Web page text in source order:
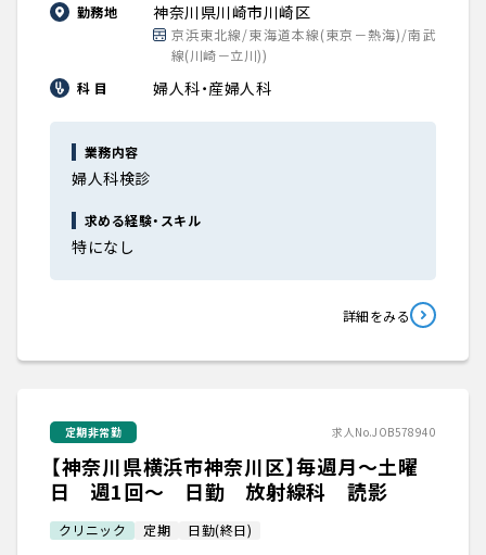
勤務地 神奈川県川崎市川崎区
京浜東北線/東海道本線(東京－熱海)/南武
線(川崎－立川))
科 目
婦人科・産婦人科
業務内容
婦人科検診
求める経験・スキル
特になし
詳細をみる
定期非常勤 求人No.JOB578940
【神奈川県横浜市神奈川区】毎週月～土曜
日 週1回～ 日勤 放射線科 読影
クリニック 定期 日勤(終日)